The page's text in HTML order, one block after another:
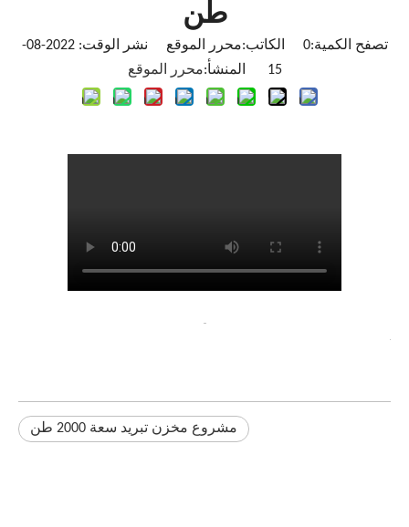
طن
تصفح الكمية:0
الكاتب:محرر الموقع نشر الوقت: 2022-08-
15 المنشأ:
محرر الموقع
مشروع مخزن تبريد سعة 2000 طن